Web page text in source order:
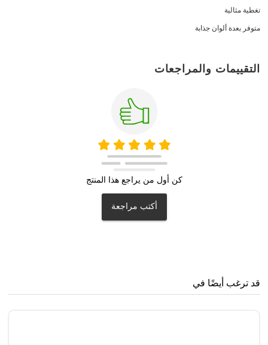
تغطية مثالية
متوفر بعدة ألوان جذابة
التقييمات والمراجعات
كن أول من يراجع هذا المنتج
أكتب مراجعة
قد ترغب أيضًا في